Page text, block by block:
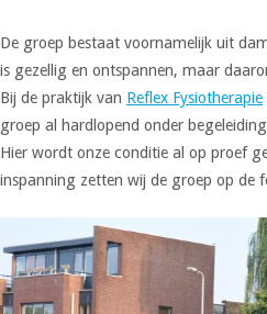
De groep bestaat voornamelijk uit
is gezellig en ontspannen, maar
Bij de praktijk van Reflex Fysiotherapie
groep al hardlopend onder
Hier wordt onze conditie al op proef
inspanning zetten wij de groep op de